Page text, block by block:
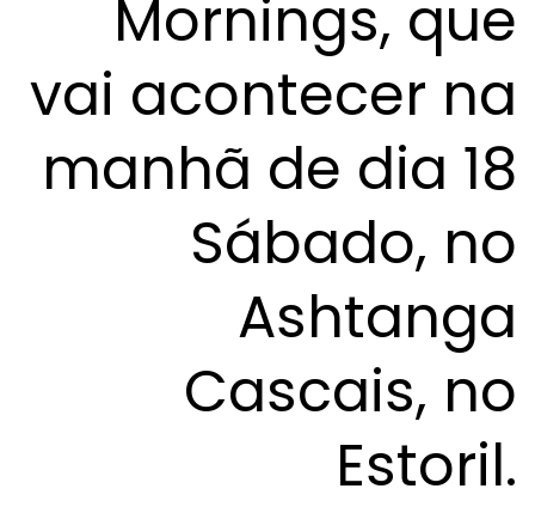
Mornings, que
vai acontecer na
manhã de dia 18
Sábado, no
Ashtanga
Cascais, no
Estoril.